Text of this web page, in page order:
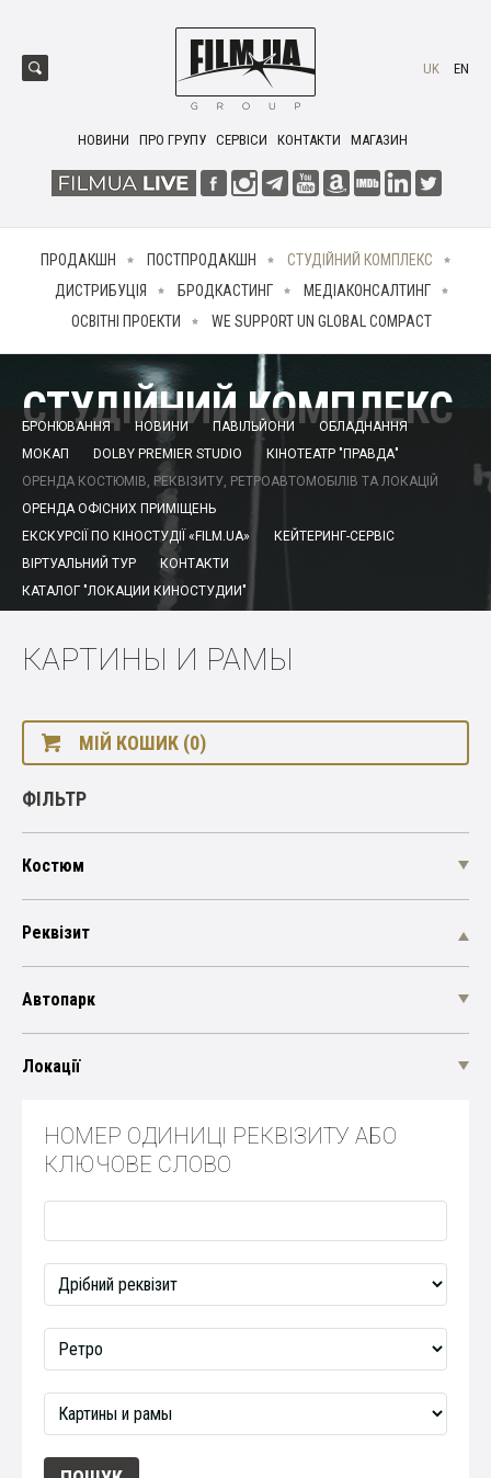
НОВИНИ ПРО ГРУПУ СЕРВІСИ КОНТАКТИ МАГАЗИН
UK EN
ПРОДАКШН ПОСТПРОДАКШН
СТУДІЙНИЙ КОМПЛЕКС
ДИСТРИБУЦІЯ
БРОДКАСТИНГ
МЕДІАКОНСАЛТИНГ
ОСВІТНІ ПРОЕКТИ
WE SUPPORT UN GLOBAL COMPACT
СТУДІЙНИЙ КОМПЛЕКС
БРОНЮВАННЯ НОВИНИ ПАВІЛЬЙОНИ
ОБЛАДНАННЯ
МОКАП
DOLBY PREMIER STUDIO
КІНОТЕАТР "ПРАВДА"
ОРЕНДА КОСТЮМІВ, РЕКВІЗИТУ, РЕТРОАВТОМОБІЛІВ ТА ЛОКАЦІЙ
ОРЕНДА ОФІСНИХ ПРИМІЩЕНЬ
ЕКСКУРСІЇ ПО КІНОСТУДІЇ «FILM.UA»
КЕЙТЕРИНГ-СЕРВІС
ВІРТУАЛЬНИЙ ТУР
КОНТАКТИ
КАТАЛОГ "ЛОКАЦИИ КИНОСТУДИИ"
КАРТИНЫ И РАМЫ
МІЙ КОШИК (0)
ФІЛЬТР
Костюм
Реквізит
Автопарк
Локації
НОМЕР ОДИНИЦІ РЕКВІЗИТУ АБО
КЛЮЧОВЕ СЛОВО